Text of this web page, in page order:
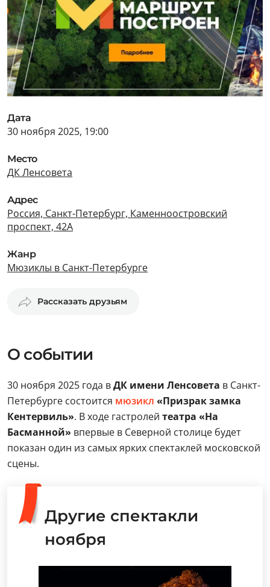
Дата
30 ноября 2025, 19:00
Место
ДК Ленсовета
Адрес
Россия, Санкт-Петербург, Каменноостровский
проспект, 42А
Жанр
Мюзиклы в Санкт-Петербурге
Рассказать друзьям
О событии
30 ноября 2025 года вДК имени Ленсовета в Санкт-
Петербурге состоится мюзикл «Призрак замка
Кентервиль». В ходе гастролей театра «На
Басманной» впервые в Северной столице будет
показан один из самых ярких спектаклей московской
сцены.
Другие спектакли
ноября